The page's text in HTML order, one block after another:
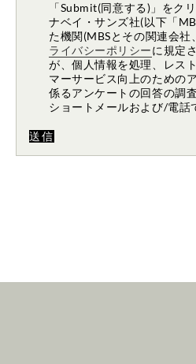
「Submit(同意する)」をク
ナベイ・サンズ社(以下「
た機関(MBSとその関連会社
ライバシーポリシーに規定
が、個人情報を処理、レス
マーサービス向上のための
係るアンケートの回答の調
ショートメールおよび/電話
送信